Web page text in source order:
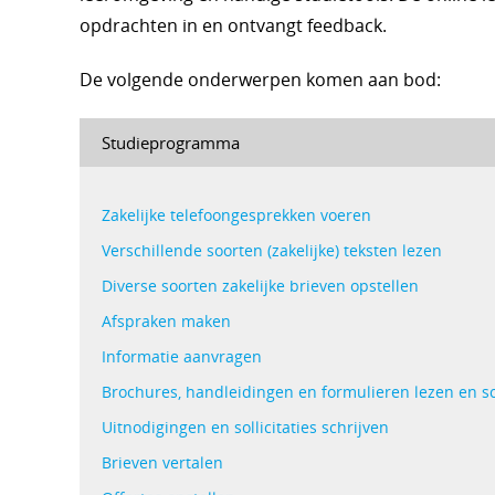
opdrachten in en ontvangt feedback.
De volgende onderwerpen komen aan bod:
Studieprogramma
Zakelijke telefoongesprekken voeren
Verschillende soorten (zakelijke) teksten lezen
Diverse soorten zakelijke brieven opstellen
Afspraken maken
Informatie aanvragen
Brochures, handleidingen en formulieren lezen en
Uitnodigingen en sollicitaties schrijven
Brieven vertalen